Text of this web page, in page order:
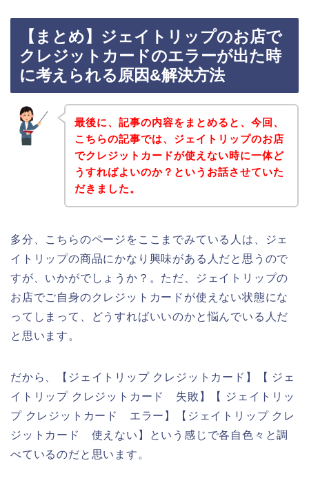
【まとめ】ジェイトリップのお店で
クレジットカードのエラーが出た時
に考えられる原因&解決方法
最後に、記事の内容をまとめると、今回、
こちらの記事では、ジェイトリップのお店
でクレジットカードが使えない時に一体ど
うすればよいのか？というお話させていた
だきました。
多分、こちらのページをここまでみている人は、ジェ
イトリップの商品にかなり興味がある人だと思うので
すが、いかがでしょうか？。ただ、ジェイトリップの
お店でご自身のクレジットカードが使えない状態にな
ってしまって、どうすればいいのかと悩んでいる人だ
と思います。
だから、【ジェイトリップ クレジットカード】【 ジェ
イトリップ クレジットカード 失敗】【 ジェイトリッ
プ クレジットカード エラー】【ジェイトリップ クレ
ジットカード 使えない】という感じで各自色々と調
べているのだと思います。